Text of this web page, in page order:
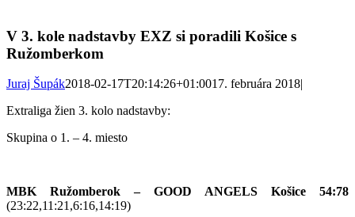
V 3. kole nadstavby EXZ si poradili Košice s
Ružomberkom
Juraj Šupák2018-02-17T20:14:26+01:0017. februára 2018|
Extraliga žien 3. kolo nadstavby:
Skupina o 1. – 4. miesto
MBK Ružomberok – GOOD ANGELS Košice 54:78
(23:22,11:21,6:16,14:19)